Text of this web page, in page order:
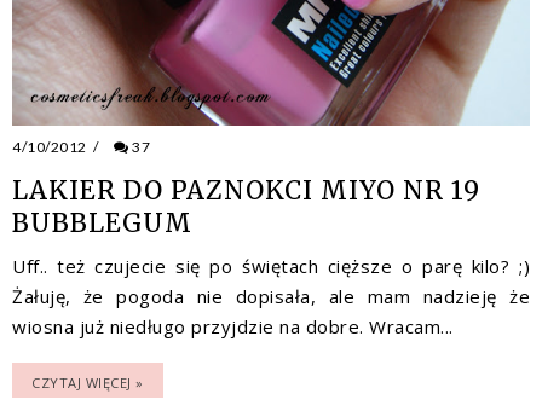
4/10/2012 / 37
LAKIER DO PAZNOKCI MIYO NR 19
BUBBLEGUM
Uff.. też czujecie się po świętach cięższe o parę kilo? ;)
Żałuję, że pogoda nie dopisała, ale mam nadzieję że
wiosna już niedługo przyjdzie na dobre. Wracam...
CZYTAJ WIĘCEJ »